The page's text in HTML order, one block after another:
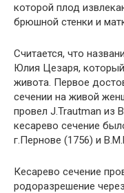
которой плод
брюшной стенки и
Считается, что
Юлия Цезаря,
живота. Первое
сечении на живой
провел J.Trautman из
кесарево сечение
г.Пернове (1756) и
Кесарево сечение
родоразрешение